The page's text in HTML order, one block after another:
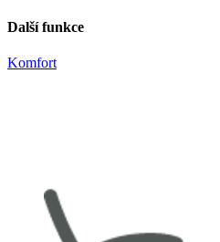
Další funkce
Komfort